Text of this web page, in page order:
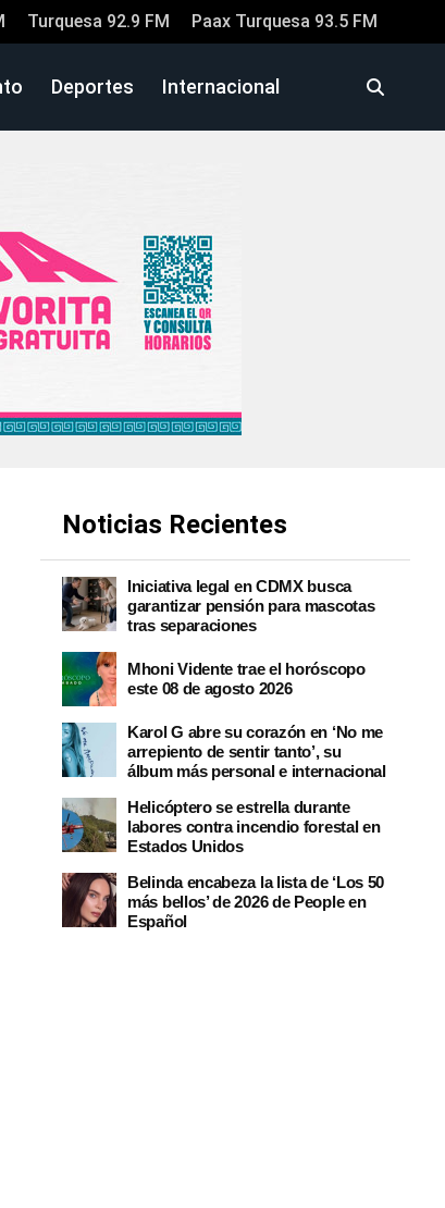
Turquesa 92.9 FM Paax Turquesa 93.5 FM
Deportes Internacional
Noticias Recientes
Iniciativa legal en CDMX busca
garantizar pensión para mascotas
tras separaciones
Mhoni Vidente trae el horóscopo
este 08 de agosto 2026
Karol G abre su corazón en ‘No me
arrepiento de sentir tanto’, su
álbum más personal e internacional
Helicóptero se estrella durante
labores contra incendio forestal en
Estados Unidos
Belinda encabeza la lista de ‘Los 50
más bellos’ de 2026 de People en
Español